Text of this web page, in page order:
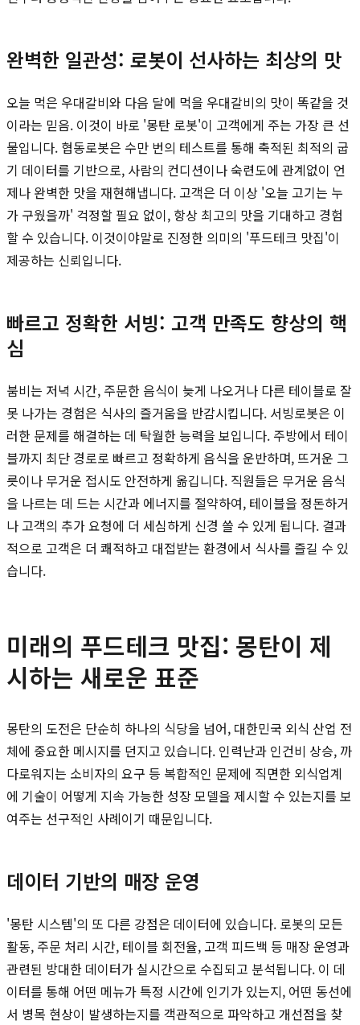
완벽한 일관성: 로봇이 선사하는 최상의 맛
오늘 먹은 우대갈비와 다음 달에 먹을 우대갈비의 맛이 똑같을 것
이라는 믿음. 이것이 바로 '몽탄 로봇'이 고객에게 주는 가장 큰 선
물입니다. 협동로봇은 수만 번의 테스트를 통해 축적된 최적의 굽
기 데이터를 기반으로, 사람의 컨디션이나 숙련도에 관계없이 언
제나 완벽한 맛을 재현해냅니다. 고객은 더 이상 '오늘 고기는 누
가 구웠을까' 걱정할 필요 없이, 항상 최고의 맛을 기대하고 경험
할 수 있습니다. 이것이야말로 진정한 의미의 '푸드테크 맛집'이
제공하는 신뢰입니다.
빠르고 정확한 서빙: 고객 만족도 향상의 핵
심
붐비는 저녁 시간, 주문한 음식이 늦게 나오거나 다른 테이블로 잘
못 나가는 경험은 식사의 즐거움을 반감시킵니다. 서빙로봇은 이
러한 문제를 해결하는 데 탁월한 능력을 보입니다. 주방에서 테이
블까지 최단 경로로 빠르고 정확하게 음식을 운반하며, 뜨거운 그
릇이나 무거운 접시도 안전하게 옮깁니다. 직원들은 무거운 음식
을 나르는 데 드는 시간과 에너지를 절약하여, 테이블을 정돈하거
나 고객의 추가 요청에 더 세심하게 신경 쓸 수 있게 됩니다. 결과
적으로 고객은 더 쾌적하고 대접받는 환경에서 식사를 즐길 수 있
습니다.
미래의 푸드테크 맛집: 몽탄이 제
시하는 새로운 표준
몽탄의 도전은 단순히 하나의 식당을 넘어, 대한민국 외식 산업 전
체에 중요한 메시지를 던지고 있습니다. 인력난과 인건비 상승, 까
다로워지는 소비자의 요구 등 복합적인 문제에 직면한 외식업계
에 기술이 어떻게 지속 가능한 성장 모델을 제시할 수 있는지를 보
여주는 선구적인 사례이기 때문입니다.
데이터 기반의 매장 운영
'몽탄 시스템'의 또 다른 강점은 데이터에 있습니다. 로봇의 모든
활동, 주문 처리 시간, 테이블 회전율, 고객 피드백 등 매장 운영과
관련된 방대한 데이터가 실시간으로 수집되고 분석됩니다. 이 데
이터를 통해 어떤 메뉴가 특정 시간에 인기가 있는지, 어떤 동선에
서 병목 현상이 발생하는지를 객관적으로 파악하고 개선점을 찾